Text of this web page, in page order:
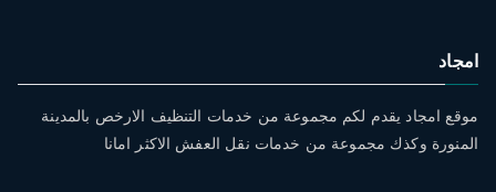
امجاد
موقع امجاد يقدم لكم مجموعة من خدمات التنظيف الارخص بالمدينة
المنورة وكذك مجموعة من خدمات نقل العفش الاكثر امانا